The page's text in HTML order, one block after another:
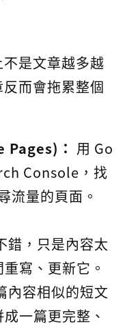
是文章越多越
而會拖累整個
Pages)： 用 Go
Console，找
流量的頁面。
錯，只是內容太
寫、更新它。
內容相似的短文
一篇更完整、